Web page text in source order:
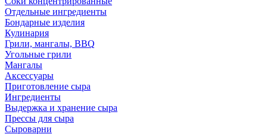
Отдельные ингредиенты
Бондарные изделия
Кулинария
Грили, мангалы, BBQ
Угольные грили
Мангалы
Аксессуары
Приготовление сыра
Ингредиенты
Выдержка и хранение сыра
Прессы для сыра
Сыроварни